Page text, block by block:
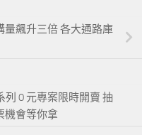
量飆升三倍 各大通路庫
列 0 元專案限時開賣 抽
機會等你拿